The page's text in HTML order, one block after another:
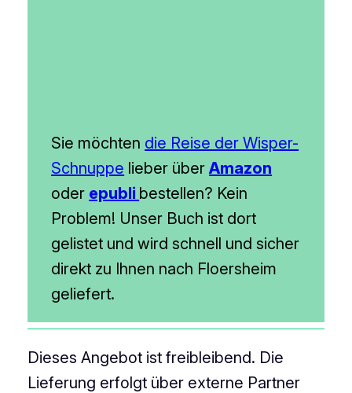
Sie möchten die Reise der Wisper-
Schnuppe lieber überAmazon
oder epubli bestellen? Kein
Problem! Unser Buch ist dort
gelistet und wird schnell und sicher
direkt zu Ihnen nach Floersheim
geliefert.
Dieses Angebot ist freibleibend. Die
Lieferung erfolgt über externe Partner